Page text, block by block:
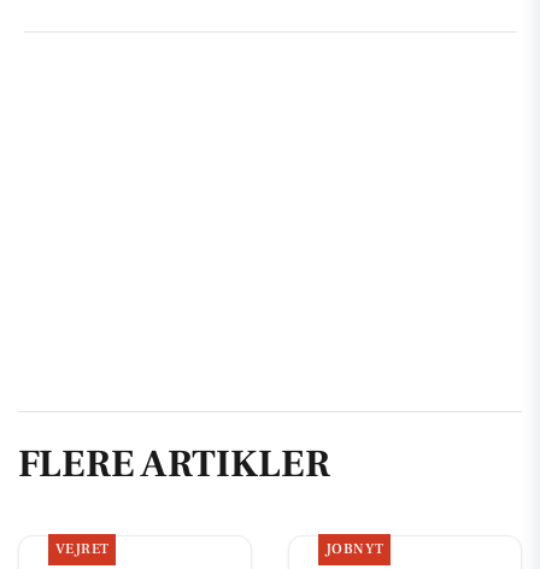
FLERE ARTIKLER
VEJRET JOBNYT